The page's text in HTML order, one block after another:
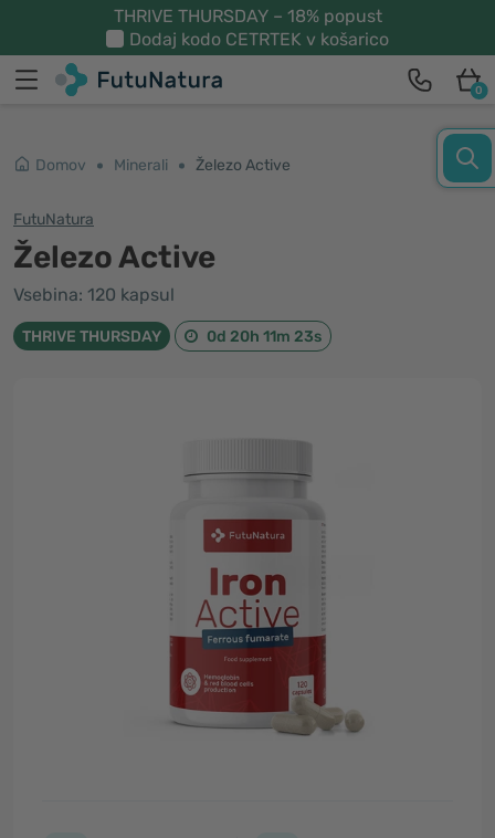
THRIVE THURSDAY – 18% popust
Dodaj kodo CETRTEK v košarico
0
Domov Minerali Železo Active
FutuNatura
Železo Active
Vsebina: 120 kapsul
THRIVE THURSDAY 0d 20h 11m 22s